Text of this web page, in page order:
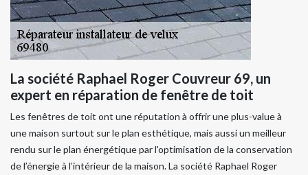
La société Raphael Roger Couvreur 69, un
expert en réparation de fenêtre de toit
Les fenêtres de toit ont une réputation à offrir une plus-value à
une maison surtout sur le plan esthétique, mais aussi un meilleur
rendu sur le plan énergétique par l'optimisation de la conservation
de l’énergie à l’intérieur de la maison. La société Raphael Roger